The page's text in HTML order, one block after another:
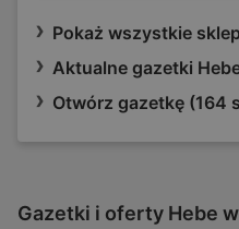
Pokaż wszystkie
Aktualne gazetki
Otwórz gazetkę (164
Gazetki i oferty Hebe